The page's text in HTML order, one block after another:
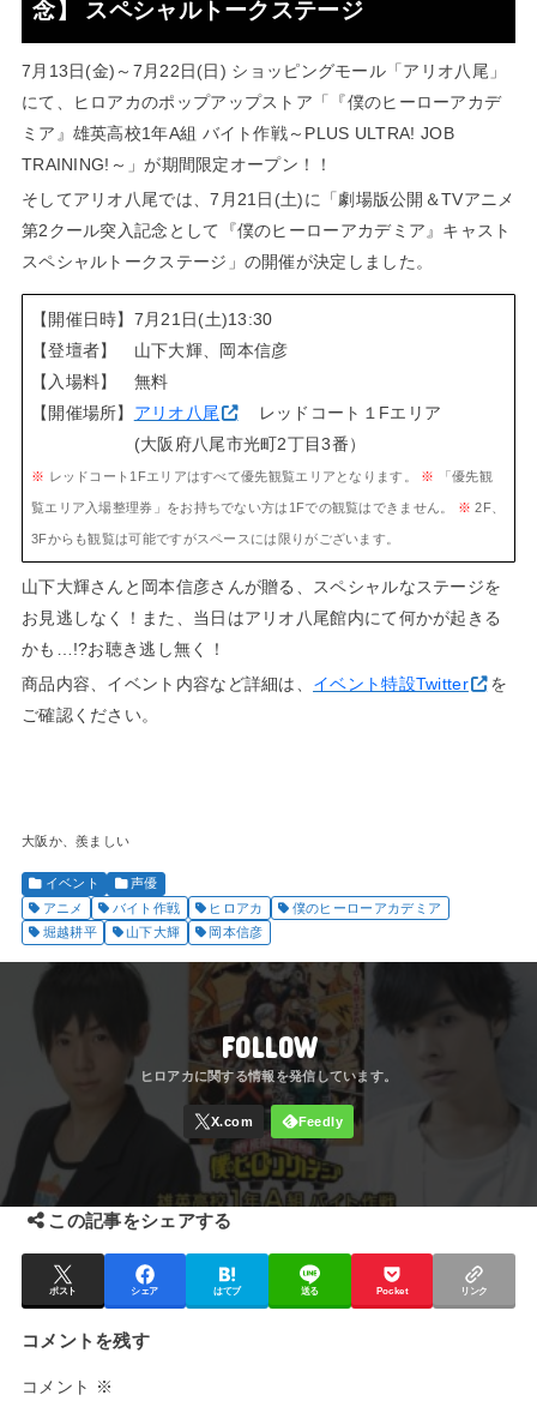
念】 スペシャルトークステージ
7月13日(金)～7月22日(日) ショッピングモール「アリオ八尾」
にて、ヒロアカのポップアップストア「『僕のヒーローアカデ
ミア』雄英高校1年A組 バイト作戦～PLUS ULTRA! JOB
TRAINING!～」が期間限定オープン！！
そしてアリオ八尾では、7月21日(土)に「劇場版公開＆TVアニメ
第2クール突入記念として『僕のヒーローアカデミア』キャスト
スペシャルトークステージ」の開催が決定しました。
【開催日時】7月21日(土)13:30
【登壇者】 山下大輝、岡本信彦
【入場料】 無料
【開催場所】 アリオ八尾
レッドコート１Fエリア
(大阪府八尾市光町2丁目3番）
※ レッドコート1Fエリアはすべて優先観覧エリアとなります。 ※ 「優先観
覧エリア入場整理券」をお持ちでない方は1Fでの観覧はできません。 ※2F、
3Fからも観覧は可能ですがスペースには限りがございます。
山下大輝さんと岡本信彦さんが贈る、スペシャルなステージを
お見逃しなく！また、当日はアリオ八尾館内にて何かが起きる
かも…!?お聴き逃し無く！
商品内容、イベント内容など詳細は、 イベント特設Twitter
を
ご確認ください。
大阪か、羨ましい
イベント
声優
アニメ
バイト作戦 ヒロアカ
僕のヒーローアカデミア
堀越耕平
山下大輝 岡本信彦
FOLLOW
この記事をシェアする
ポスト シェア はてブ 送る Pocket リンク
コメントを残す
コメント ※